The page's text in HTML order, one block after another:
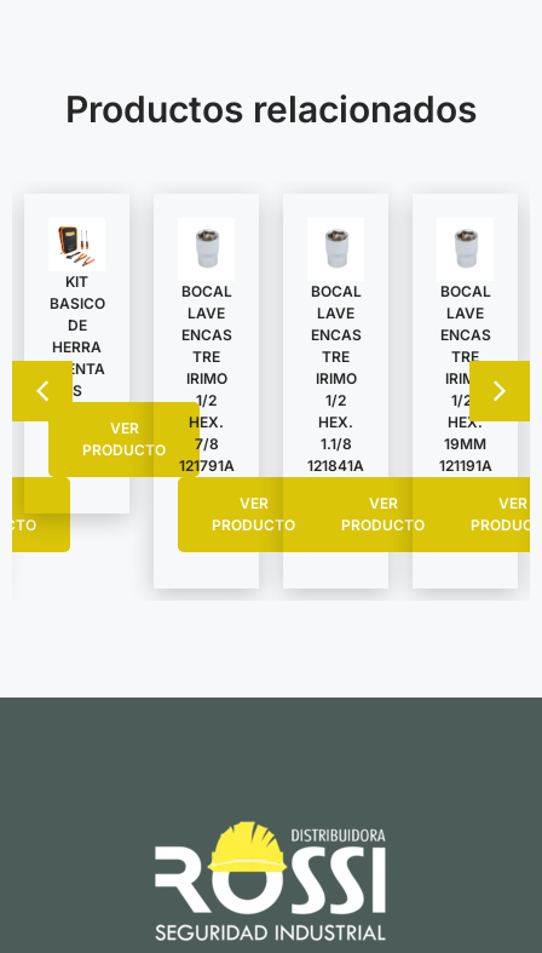
Productos relacionados
KIT
BASICO
DE
HERRA
MIENTA
S
VER
PRODUCTO
BOCAL
LAVE
ENCAS
TRE
IRIMO
1/2
HEX.
7/8
121791A
VER
PRODUCTO
BOCAL
LAVE
ENCAS
TRE
IRIMO
1/2
HEX.
1.1/8
121841A
VER
PRODUCTO
BOCAL
LAVE
ENCAS
TRE
IRIMO
1/2″
HEX.
19MM
121191A
VER